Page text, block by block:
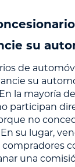
su
de
su
la mayoría
participan
no
su lugar,
compradores
una